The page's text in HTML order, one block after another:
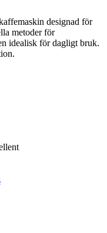
designad för
metoder för
idealisk för dagligt bruk.